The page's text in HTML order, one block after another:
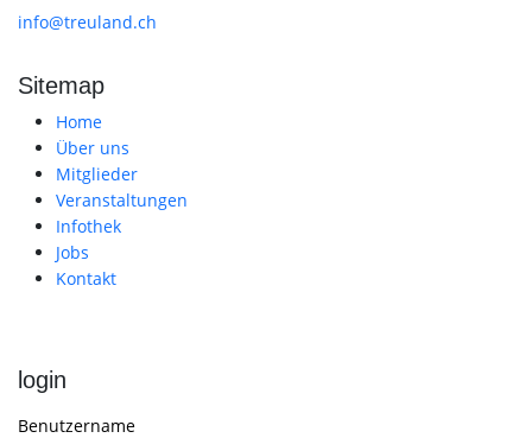
info@treuland.ch
Sitemap
Home
Über uns
Mitglieder
Veranstaltungen
Infothek
Jobs
Kontakt
login
Benutzername